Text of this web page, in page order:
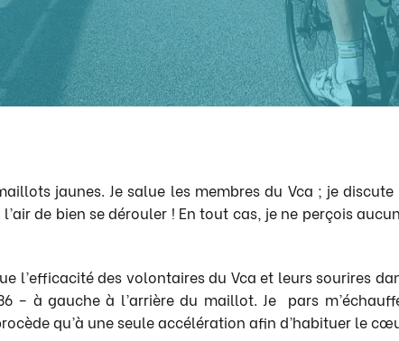
jaunes. Je salue les membres du Vca ; je
de bien se dérouler ! En tout cas, je ne perçois
l’efficacité des volontaires du Vca et leurs sourires
– à gauche à l’arrière du maillot. Je pars
qu’à une seule accélération afin d’habituer le